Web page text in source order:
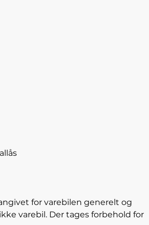
for varebilen generelt og
varebil. Der tages forbehold for